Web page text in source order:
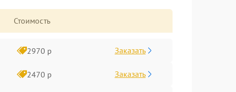
Стоимость
2970 р Заказать
2470 р Заказать